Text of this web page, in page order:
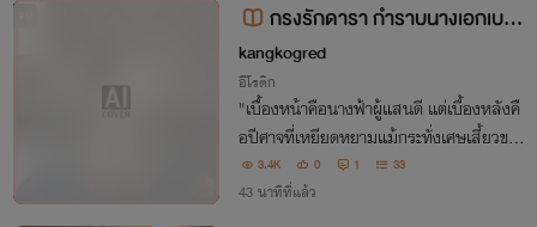
กรงรักดารา กำราบนางเอกเบอ
ร์ หนึ่ง
kangkogred
อีโรติก
"เบื้องหน้าคือนางฟ้าผู้แสนดี แต่เบื้องหลังคื
อปีศาจที่เหยียดหยามแม้กระทั่งเศษเสี้ยวขอ
งความรัก เมื่อ 'นลิน' ดาราอันดับ 1 บังอาจเ
หยียบย่ำน้ำใจแฟนคลับจนถึงขีดสุด นรกขุม
3.4K 0 1 33
43 นาทีที่แล้ว